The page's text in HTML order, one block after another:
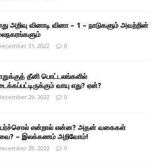
அறிவு வினாடி வினா – 1 – நாடுகளும் அவற்றின்
31, 2022 0
தீனி பொட்டலங்களில்
வாயு எது? ஏன்?
29, 2022 0
என்றால் என்ன? அதன் வகைகள்
– இலக்கணம் அறிவோம்!
28, 2022 0